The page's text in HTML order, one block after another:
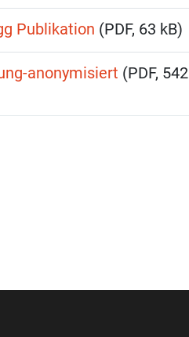
Publikation (PDF, 63 kB)
anonymisiert (PDF, 542